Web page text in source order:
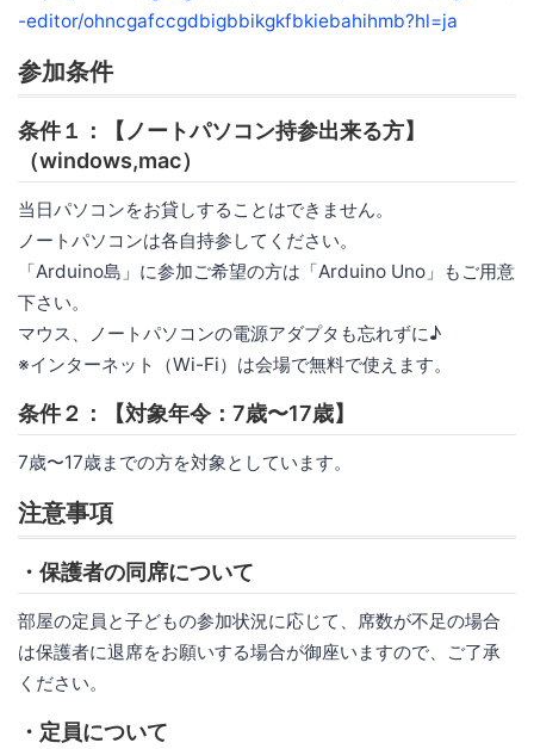
-editor/ohncgafccgdbigbbikgkfbkiebahihmb?hl=ja
参加条件
条件１：【ノートパソコン持参出来る方】
（windows,mac）
当日パソコンをお貸しすることはできません。
ノートパソコンは各自持参してください。
「Arduino島」に参加ご希望の方は「Arduino Uno」もご用意
下さい。
マウス、ノートパソコンの電源アダプタも忘れずに♪
※インターネット（Wi-Fi）は会場で無料で使えます。
条件２：【対象年令：7歳〜17歳】
7歳〜17歳までの方を対象としています。
注意事項
・保護者の同席について
部屋の定員と子どもの参加状況に応じて、席数が不足の場合
は保護者に退席をお願いする場合が御座いますので、ご了承
ください。
・定員について